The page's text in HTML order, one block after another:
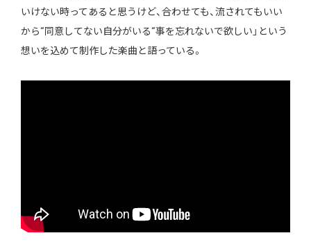
いけない時ってあると思うけど、合わせても、流されてもいい
から“同意してない自分がいる“事を忘れないで欲しい」という
想いを込めて制作した楽曲と語っている。